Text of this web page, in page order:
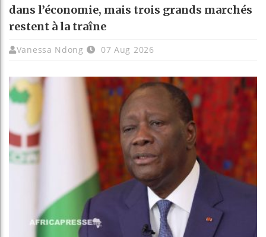
dans l’économie, mais trois grands marchés
restent à la traîne
Vanessa Ndong 07 Aug 2026